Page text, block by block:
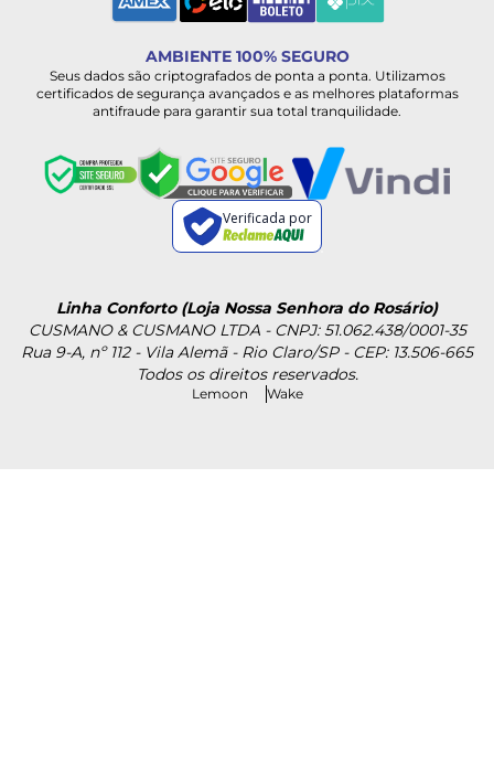
AMBIENTE 100% SEGURO
Seus dados são criptografados de ponta a ponta. Utilizamos
certificados de segurança avançados e as melhores plataformas
antifraude para garantir sua total tranquilidade.
Verificada por
Linha Conforto (Loja Nossa Senhora do Rosário)
CUSMANO & CUSMANO LTDA - CNPJ: 51.062.438/0001-35
Rua 9-A, nº 112 - Vila Alemã - Rio Claro/SP - CEP: 13.506-665
Todos os direitos reservados.
Lemoon Wake